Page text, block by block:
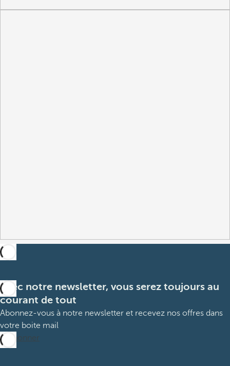
Avec notre newsletter, vous serez toujours au
courant de tout
Abonnez-vous à notre newsletter et recevez nos offres dans
votre boite mail
M’abonner